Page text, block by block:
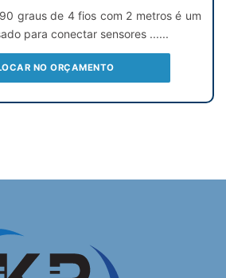
graus de 4 fios com 2 metros é um
para conectar sensores ......
NO ORÇAMENTO